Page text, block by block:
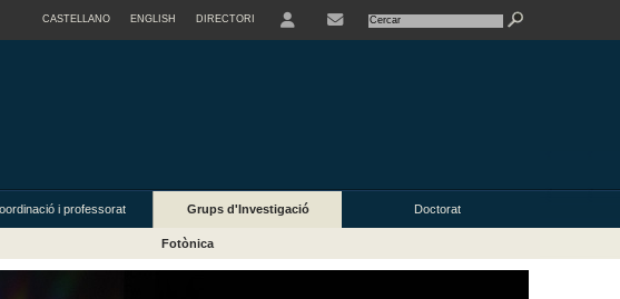
CASTELLANO ENGLISH DIRECTORI
i professorat Grups d'Investigació Doctorat
Fotònica